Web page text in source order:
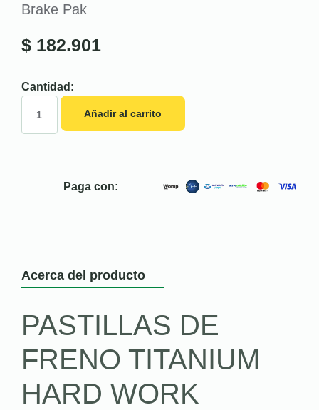
Brake Pak
$ 182.901
Cantidad:
Añadir al carrito
Paga con:
Acerca del producto
PASTILLAS DE
FRENO TITANIUM
HARD WORK